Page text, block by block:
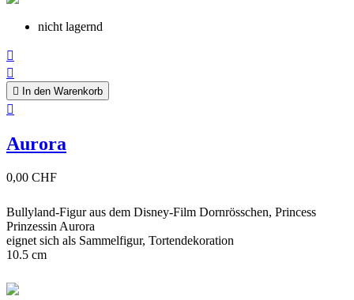
nicht lagernd


 In den Warenkorb

Aurora
0,00 CHF
Bullyland-Figur aus dem Disney-Film Dornrösschen, Princess
Prinzessin Aurora
eignet sich als Sammelfigur, Tortendekoration
10.5 cm